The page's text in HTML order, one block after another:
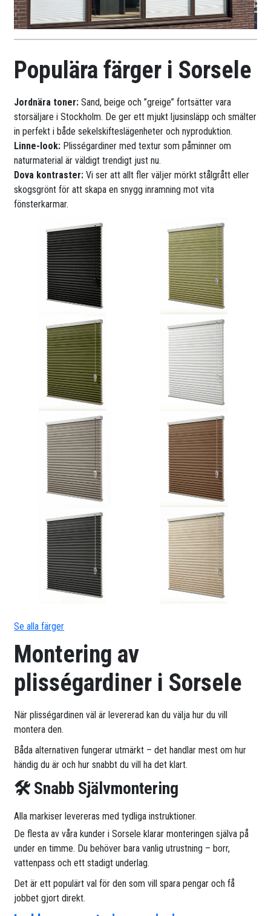
Populära färger i Sorsele
Jordnära toner: Sand, beige och ”greige” fortsätter vara
storsäljare i Stockholm. De ger ett mjukt ljusinsläpp och smälter
in perfekt i både sekelskifteslägenheter och nyproduktion.
Linne-look: Plisségardiner med textur som påminner om
naturmaterial är väldigt trendigt just nu.
Dova kontraster: Vi ser att allt fler väljer mörkt stålgrått eller
skogsgrönt för att skapa en snygg inramning mot vita
fönsterkarmar.
Se alla färger
Montering av
plisségardiner i Sorsele
När plisségardinen väl är levererad kan du välja hur du vill
montera den.
Båda alternativen fungerar utmärkt – det handlar mest om hur
händig du är och hur snabbt du vill ha det klart.
🛠 Snabb Självmontering
Alla markiser levereras med tydliga instruktioner.
De flesta av våra kunder i Sorsele klarar monteringen själva på
under en timme. Du behöver bara vanlig utrustning – borr,
vattenpass och ett stadigt underlag.
Det är ett populärt val för den som vill spara pengar och få
jobbet gjort direkt.